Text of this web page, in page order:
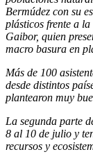
Bermúdez con su
plásticos frente a
Gaibor, quien
macro basura en
Más de 100
desde distintos
plantearon muy
La segunda parte
8 al 10 de julio y
recursos y